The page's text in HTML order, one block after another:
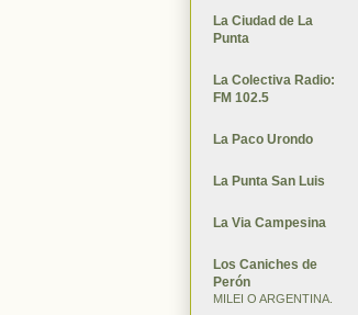
La Ciudad de La
Punta
La Colectiva Radio:
FM 102.5
La Paco Urondo
La Punta San Luis
La Via Campesina
Los Caniches de
Perón
MILEI O ARGENTINA.